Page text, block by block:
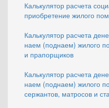
Калькулятор расчета
приобретение жилого
Калькулятор расчета
наем (поднаем) жилого
и прапорщиков
Калькулятор расчета
наем (поднаем) жилого
сержантов, матросов и